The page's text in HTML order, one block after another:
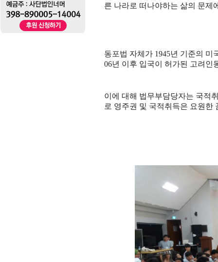
른 나라로 떠나야하는 삶의 문
동포법 자체가 1945년 기준의
06년 이후 입국이 허가된 고려인
이에 대해 법무부담당자는 국적
로 영주권 및 국적취득은 요원한